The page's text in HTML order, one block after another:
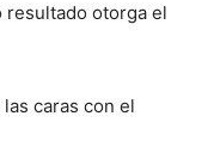
resultado otorga el
caras con el